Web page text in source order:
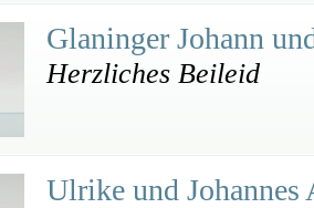
Glaninger Johann
Herzliches Beileid
Ulrike und